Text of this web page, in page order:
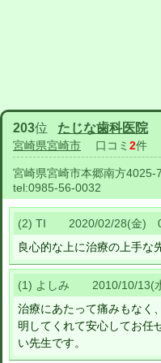
203位 たじな歯科医院
宮崎県宮崎市 口コミ 2件
宮崎県宮崎市本郷南方4025-7
tel:0985-56-0032
(2) TI 2020/02/28(金)
良心的な上に治療の上手な
(1) よしみ 2010/10/13(
治療にあたって痛みもなく
明してくれて安心してお任
い先生です。